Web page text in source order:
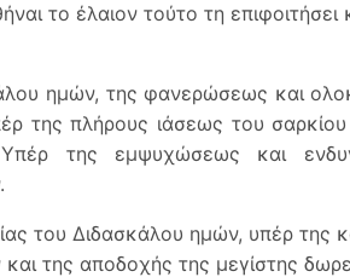
το έλαιον τούτο τη επιφοιτήσει
ημών, της φανερώσεως και
της πλήρους ιάσεως του
της εμψυχώσεως και
του Διδασκάλου ημών, υπέρ της
της αποδοχής της μεγίστης